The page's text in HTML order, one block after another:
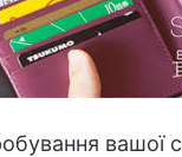
вашої